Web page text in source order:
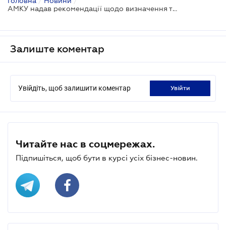
АМКУ надав рекомендації щодо визначення товарних меж ринку за наявності ознак ринкової влади покупця
Залиште коментар
Увійдіть, щоб залишити коментар увійти
Читайте нас в соцмережах.
Підпишіться, щоб бути в курсі усіх бізнес-новин.